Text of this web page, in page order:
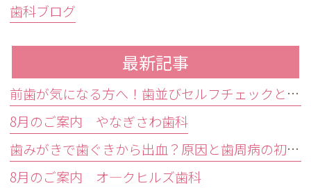
歯科ブログ
最新記事
前歯が気になる方へ！歯並びセルフチェックと治療が必要な目安
8月のご案内 やなぎさわ歯科
歯みがきで歯ぐきから出血？原因と歯周病の初期症状・受診目安を解説
8月のご案内 オ―クヒルズ歯科